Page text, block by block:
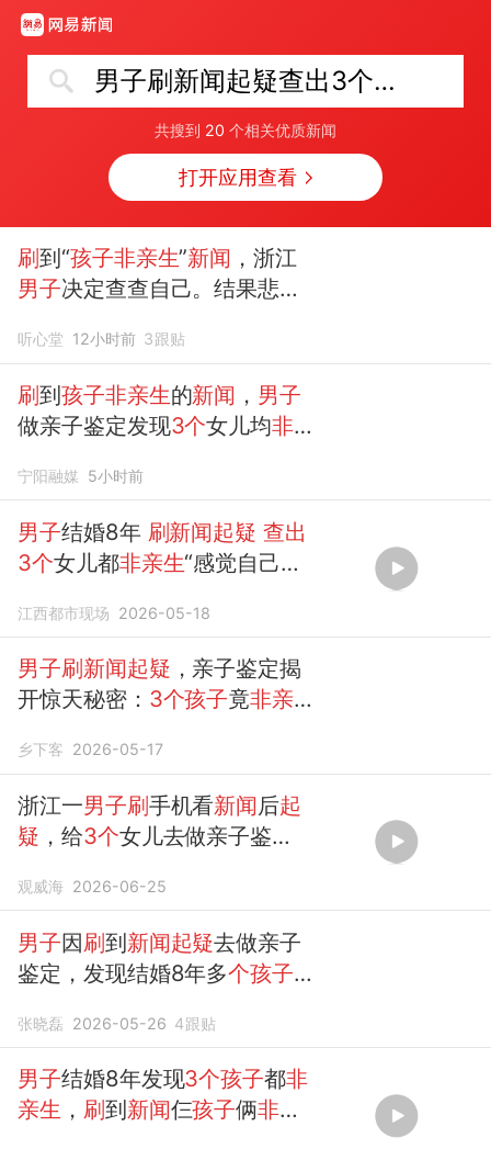
男子刷新闻起疑查出3个孩子非亲生
共搜到 20 个相关优质新闻
打开应用查看
刷到“孩子非亲生”新闻 ，浙江
男子决定查查自己。结果悲剧
听心堂 12小时前 3跟贴
刷到孩子非亲生的新闻 ， 男子
做亲子鉴定发现3个女儿均非
宁阳融媒 5小时前
男子结婚8年 刷新闻起疑 查出
3个女儿都非亲生“感觉自己人
江西都市现场 2026-05-18
男子刷新闻起疑 ，亲子鉴定揭
开惊天秘密： 3个孩子竟非亲
乡下客 2026-05-17
浙江一男子刷手机看新闻 后起
疑 ，给3个女儿去做亲子鉴
闻）
观威海 2026-06-25
男子因刷到新闻起疑去做亲子
鉴定，发现结婚8年多个孩子
张晓磊 2026-05-26 4跟贴
男子结婚8年发现3个孩子都非
亲生 ， 刷到新闻仨孩子俩非亲